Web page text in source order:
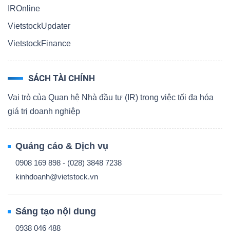
IROnline
VietstockUpdater
VietstockFinance
SÁCH TÀI CHÍNH
Vai trò của Quan hệ Nhà đầu tư (IR) trong việc tối đa hóa
giá trị doanh nghiệp
Quảng cáo & Dịch vụ
0908 169 898 - (028) 3848 7238
kinhdoanh@vietstock.vn
Sáng tạo nội dung
0938 046 488